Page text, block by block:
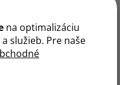
na optimalizáciu
služieb. Pre naše
stožiarom
všetkých typov.